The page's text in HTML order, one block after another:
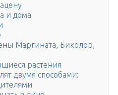
и дома
Маргината, Биколор,
растения
двумя способами: